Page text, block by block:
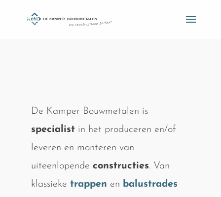
De Kamper Bouwmetalen is
specialistin het produceren en/of
leveren en monteren van
uiteenlopende constructies. Van
klassieke trappen en balustrades